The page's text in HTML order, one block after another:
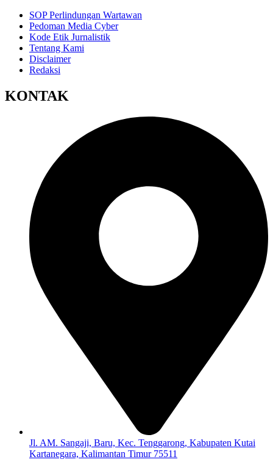
SOP Perlindungan Wartawan
Pedoman Media Cyber
Kode Etik Jurnalistik
Tentang Kami
Disclaimer
Redaksi
KONTAK
Jl. AM. Sangaji, Baru, Kec. Tenggarong, Kabupaten Kutai
Kartanegara, Kalimantan Timur 75511